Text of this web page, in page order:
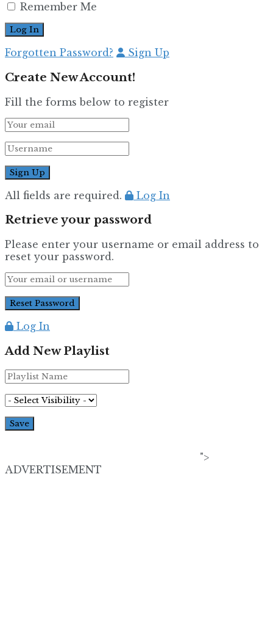
Remember Me
Forgotten Password? Sign Up
Create New Account!
Fill the forms below to register
All fields are required. Log In
Retrieve your password
Please enter your username or email address to
reset your password.
Log In
Add New Playlist
">
ADVERTISEMENT